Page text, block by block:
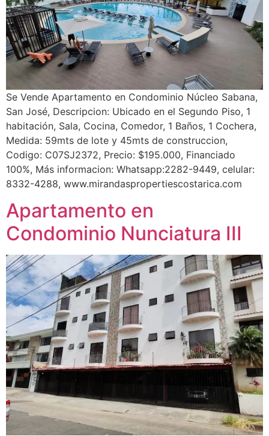
Se Vende Apartamento en Condominio Núcleo Sabana,
San José, Descripcion: Ubicado en el Segundo Piso, 1
habitación, Sala, Cocina, Comedor, 1 Baños, 1 Cochera,
Medida: 59mts de lote y 45mts de construccion,
Codigo: C07SJ2372, Precio: $195.000, Financiado
100%, Más informacion: Whatsapp:2282-9449, celular:
8332-4288, www.mirandaspropertiescostarica.com
Apartamento en
Condominio Nunciatura III